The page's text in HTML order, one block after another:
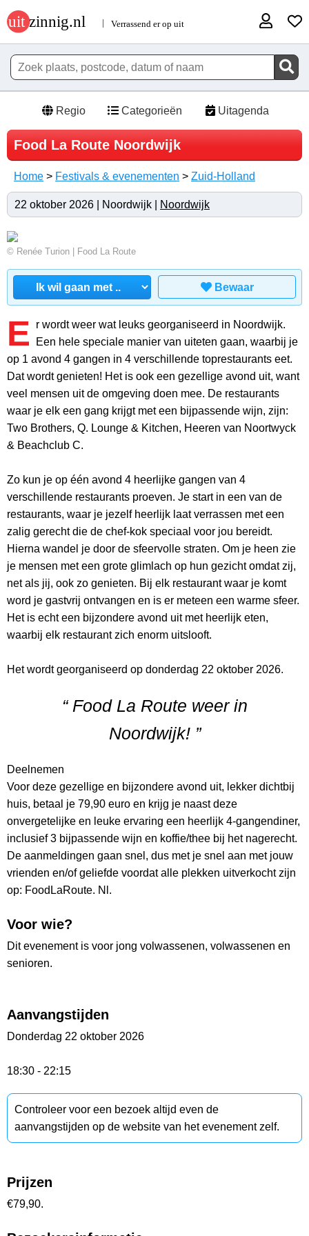
Regio Categorieën Uitagenda
Food La Route Noordwijk
Home > Festivals & evenementen > Zuid-Holland
22 oktober 2026 | Noordwijk | Noordwijk
© Renée Turion | Food La Route
Bewaar
E
r wordt weer wat leuks georganiseerd in Noordwijk.
Een hele speciale manier van uiteten gaan, waarbij je
op 1 avond 4 gangen in 4 verschillende toprestaurants eet.
Dat wordt genieten! Het is ook een gezellige avond uit, want
veel mensen uit de omgeving doen mee. De restaurants
waar je elk een gang krijgt met een bijpassende wijn, zijn:
Two Brothers, Q. Lounge & Kitchen, Heeren van Noortwyck
& Beachclub C.
Zo kun je op één avond 4 heerlijke gangen van 4
verschillende restaurants proeven. Je start in een van de
restaurants, waar je jezelf heerlijk laat verrassen met een
zalig gerecht die de chef-kok speciaal voor jou bereidt.
Hierna wandel je door de sfeervolle straten. Om je heen zie
je mensen met een grote glimlach op hun gezicht omdat zij,
net als jij, ook zo genieten. Bij elk restaurant waar je komt
word je gastvrij ontvangen en is er meteen een warme sfeer.
Het is echt een bijzondere avond uit met heerlijk eten,
waarbij elk restaurant zich enorm uitslooft.
Het wordt georganiseerd op donderdag 22 oktober 2026.
“ Food La Route weer in
Noordwijk! ”
Deelnemen
Voor deze gezellige en bijzondere avond uit, lekker dichtbij
huis, betaal je 79,90 euro en krijg je naast deze
onvergetelijke en leuke ervaring een heerlijk 4-gangendiner,
inclusief 3 bijpassende wijn en koffie/thee bij het nagerecht.
De aanmeldingen gaan snel, dus met je snel aan met jouw
vrienden en/of geliefde voordat alle plekken uitverkocht zijn
op: FoodLaRoute. Nl.
Voor wie?
Dit evenement is voor jong volwassenen, volwassenen en
senioren.
Aanvangstijden
Donderdag 22 oktober 2026
18:30 - 22:15
Controleer voor een bezoek altijd even de
aanvangstijden op de website van het evenement zelf.
Prijzen
€79,90.